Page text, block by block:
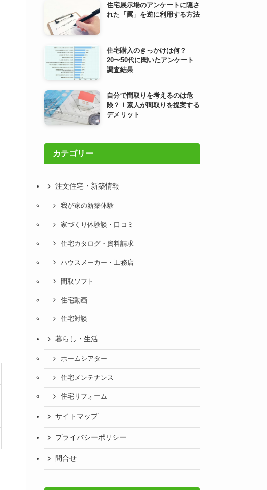
住宅展示場のアンケートに隠さ
れた「罠」を逆に利用する方法
住宅購入のきっかけは何？
20〜50代に聞いたアンケート
調査結果
自分で間取りを考えるのは危
険？！素人が間取りを提案する
デメリット
カテゴリー
注文住宅・新築情報
我が家の新築体験
家づくり体験談・口コミ
住宅カタログ・資料請求
ハウスメーカー・工務店
間取ソフト
住宅動画
住宅対談
暮らし・生活
ホームシアター
住宅メンテナンス
住宅リフォーム
サイトマップ
プライバシーポリシー
問合せ